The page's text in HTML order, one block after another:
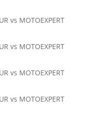
vs MOTOEXPERT
vs MOTOEXPERT
vs MOTOEXPERT
vs MOTOEXPERT